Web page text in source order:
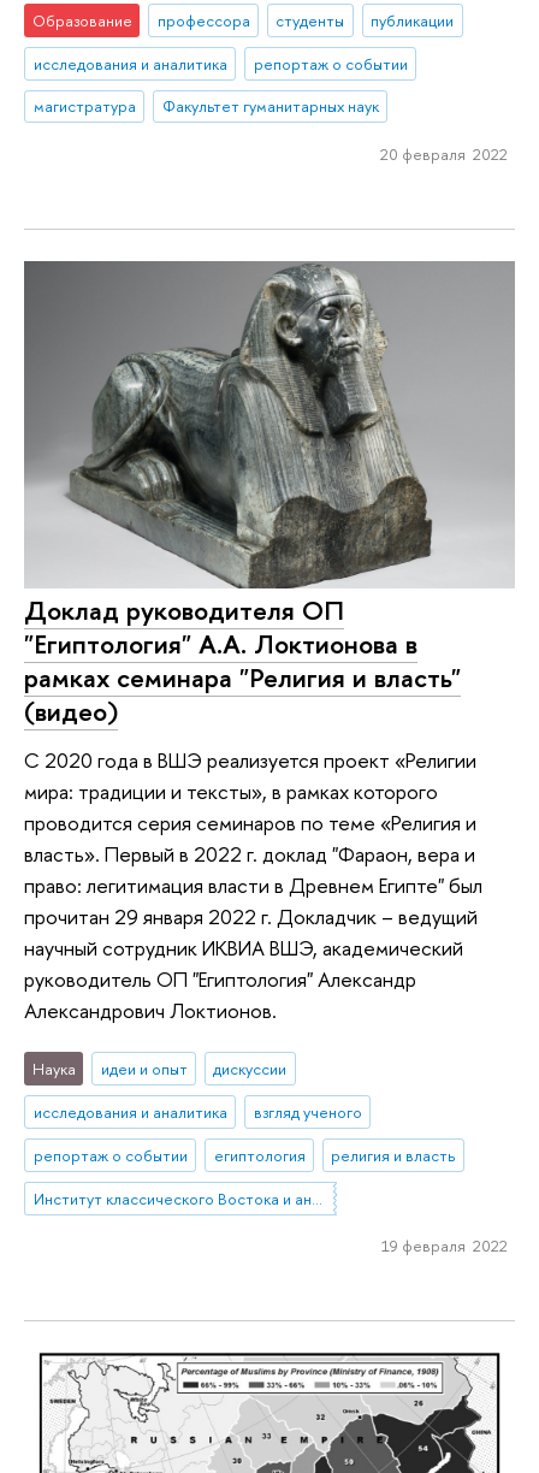
Образование профессора студенты
публикации
исследования и аналитика
репортаж о событии
магистратура
Факультет гуманитарных наук
20 февраля 2022
Доклад руководителя ОП
"Египтология" А.А. Локтионова в
рамках семинара "Религия и власть"
(видео)
С 2020 года в ВШЭ реализуется проект «Религии
мира: традиции и тексты», в рамках которого
проводится серия семинаров по теме «Религия и
власть». Первый в 2022 г. доклад "Фараон, вера и
право: легитимация власти в Древнем Египте" был
прочитан 29 января 2022 г. Докладчик – ведущий
научный сотрудник ИКВИА ВШЭ, академический
руководитель ОП "Египтология" Александр
Александрович Локтионов.
Наука идеи и опыт
дискуссии
исследования и аналитика
взгляд ученого
репортаж о событии
египтология
религия и власть
Институт классического Востока и античности
19 февраля 2022